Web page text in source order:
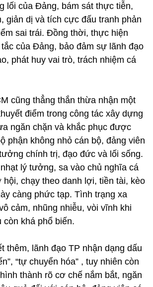
lối của Đảng, bám sát thực tiễn,
giản dị và tích cực đấu tranh phản
sai trái. Đồng thời, thực hiện
của Đảng, bảo đảm sự lãnh đạo
phát huy vai trò, trách nhiệm cá
cũng thẳng thắn thừa nhận một
điểm trong công tác xây dựng
ngăn chặn và khắc phục được
phận không nhỏ cán bộ, đảng viên
chính trị, đạo đức và lối sống.
lý tưởng, sa vào chủ nghĩa cá
hội, chạy theo danh lợi, tiền tài, kèo
càng phức tạp. Tình trạng xa
cảm, nhũng nhiễu, vòi vĩnh khi
còn khá phổ biến.
thêm, lãnh đạo TP nhận dạng dấu
“tự chuyển hóa” , tuy nhiên còn
thành rõ cơ chế nắm bắt, ngăn